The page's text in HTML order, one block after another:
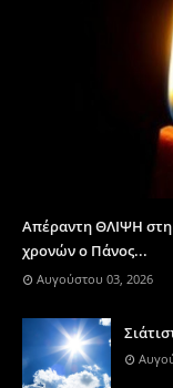
Απέραντη ΘΛΙΨΗ στη
χρονών ο Πάνος...
Αυγούστου 03, 2026